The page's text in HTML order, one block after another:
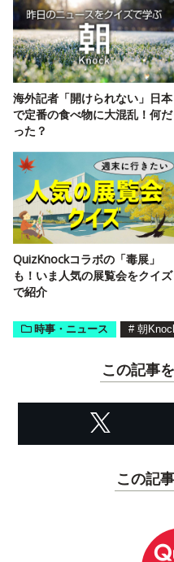
海外記者「開けられない」日本
で定番の食べ物に大混乱！何だ
った？
QuizKnockコラボの「毒展」
も！いま人気の展覧会をクイズ
で紹介
時事・ニュース # 朝
この記事
この記